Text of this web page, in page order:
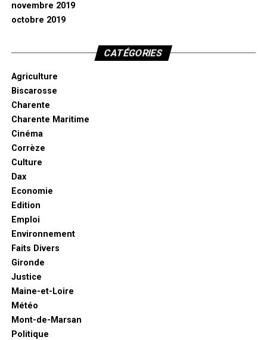
novembre 2019
octobre 2019
CATÉGORIES
Agriculture
Biscarosse
Charente
Charente Maritime
Cinéma
Corrèze
Culture
Dax
Economie
Edition
Emploi
Environnement
Faits Divers
Gironde
Justice
Maine-et-Loire
Météo
Mont-de-Marsan
Politique